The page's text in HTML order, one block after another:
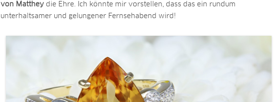
von Matthey die Ehre. Ich könnte mir vorstellen, dass das ein rundum
unterhaltsamer und gelungener Fernsehabend wird!